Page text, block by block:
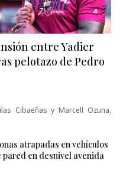
entre Yadier
pelotazo de Pedro
Cibaeñas y Marcell Ozuna,
atrapadas en vehículos
pared en desnivel avenida